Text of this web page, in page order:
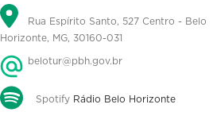
Rua Espírito Santo, 527 Centro - Belo
Horizonte, MG, 30160-031
belotur@pbh.gov.br
Spotify Rádio Belo Horizonte